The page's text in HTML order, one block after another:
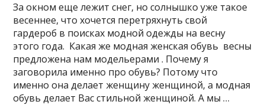
За окном еще лежит снег, но солнышко уже такое
весеннее, что хочется перетряхнуть свой
гардероб в поисках модной одежды на весну
этого года. Какая же модная женская обувь весны
предложена нам модельерами . Почему я
заговорила именно про обувь? Потому что
именно она делает женщину женщиной, а модная
обувь делает Вас стильной женщиной. А мы …